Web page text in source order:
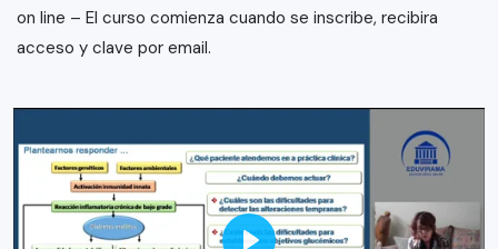
on line – El curso comienza cuando se inscribe, recibira
acceso y clave por email.